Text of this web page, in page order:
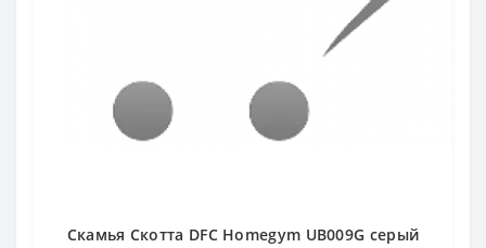
Скамья Скотта DFC Homegym UB009G серый